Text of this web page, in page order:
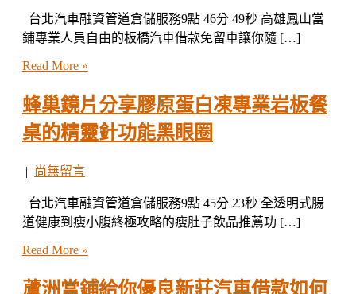
台北汽車融資管道倉儲服務9點 46分 49秒 高雄鳳山當
鋪專業人員自由的板橋汽車借款免留車讓你隨 […]
Read More »
蜂巢鏡片分享膠原蛋白凍專業岩板餐
桌的精靈針功能黑眼圈
| 尚無留言
台北汽車融資管道倉儲服務9點 45分 23秒 全透明式腸
道健康到瘦小腹終極攻略的瘦肚子飲品推薦功 […]
Read More »
蘆洲當鋪給你優良新莊汽車借款如何